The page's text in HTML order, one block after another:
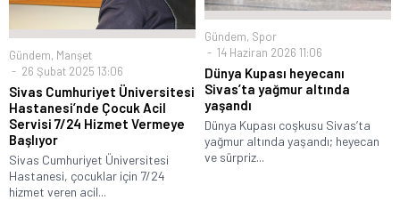
Gündem, Manşet
26 Şubat 2025 13:06
Sivas Cumhuriyet Üniversitesi
Hastanesi’nde Çocuk Acil
Servisi 7/24 Hizmet Vermeye
Başlıyor
Sivas Cumhuriyet Üniversitesi
Hastanesi, çocuklar için 7/24
hizmet veren acil...
Gündem, Spor
14 Haziran 2026 11:06
Dünya Kupası heyecanı
Sivas’ta yağmur altında
yaşandı
Dünya Kupası coşkusu Sivas’ta
yağmur altında yaşandı; heyecan
ve sürpriz...